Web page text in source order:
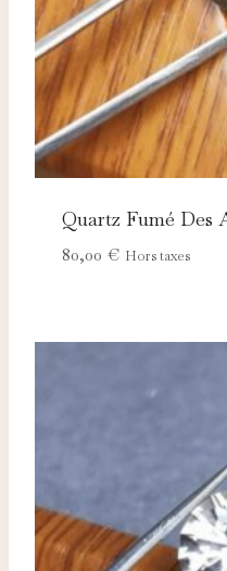
Quartz Fumé Des
80,00 € Hors taxes